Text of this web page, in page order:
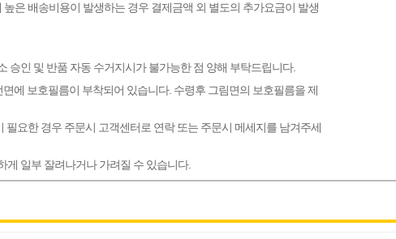
은 배송비용이 발생하는 경우 결제금액 외 별도의 추가요금이 발생
승인 및 반품 자동 수거지시가 불가능한 점 양해 부탁드립니다.
에 보호필름이 부착되어 있습니다. 수령후 그림면의 보호필름을 제
요한 경우 주문시 고객센터로 연락 또는 주문시 메세지를 남겨주세
게 일부 잘려나거나 가려질 수 있습니다.